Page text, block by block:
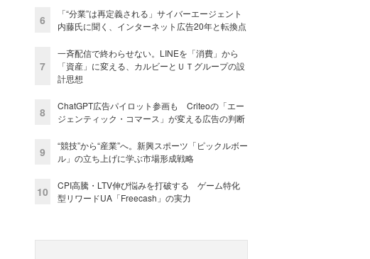
6
「“分業”は再定義される」サイバーエージェント
内藤氏に聞く、インターネット広告20年と転換点
7
一斉配信で終わらせない。LINEを「消費」から
「資産」に変える、カルビーとＵＴグループの設
計思想
8
ChatGPT広告パイロット参画も Criteoの「エー
ジェンティック・コマース」が変える広告の判断
9
“競技”から“産業”へ。新興スポーツ「ピックルボー
ル」の立ち上げに学ぶ市場形成戦略
10
CPI高騰・LTV伸び悩みを打破する ゲーム特化
型リワードUA「Freecash」の実力